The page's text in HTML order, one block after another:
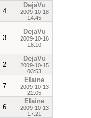
4
DejaVu
2009-10-18
14:45
3
DejaVu
2009-10-16
18:10
2
DejaVu
2009-10-15
03:53
7
Elaine
2009-10-13
22:05
6
Elaine
2009-10-13
17:21